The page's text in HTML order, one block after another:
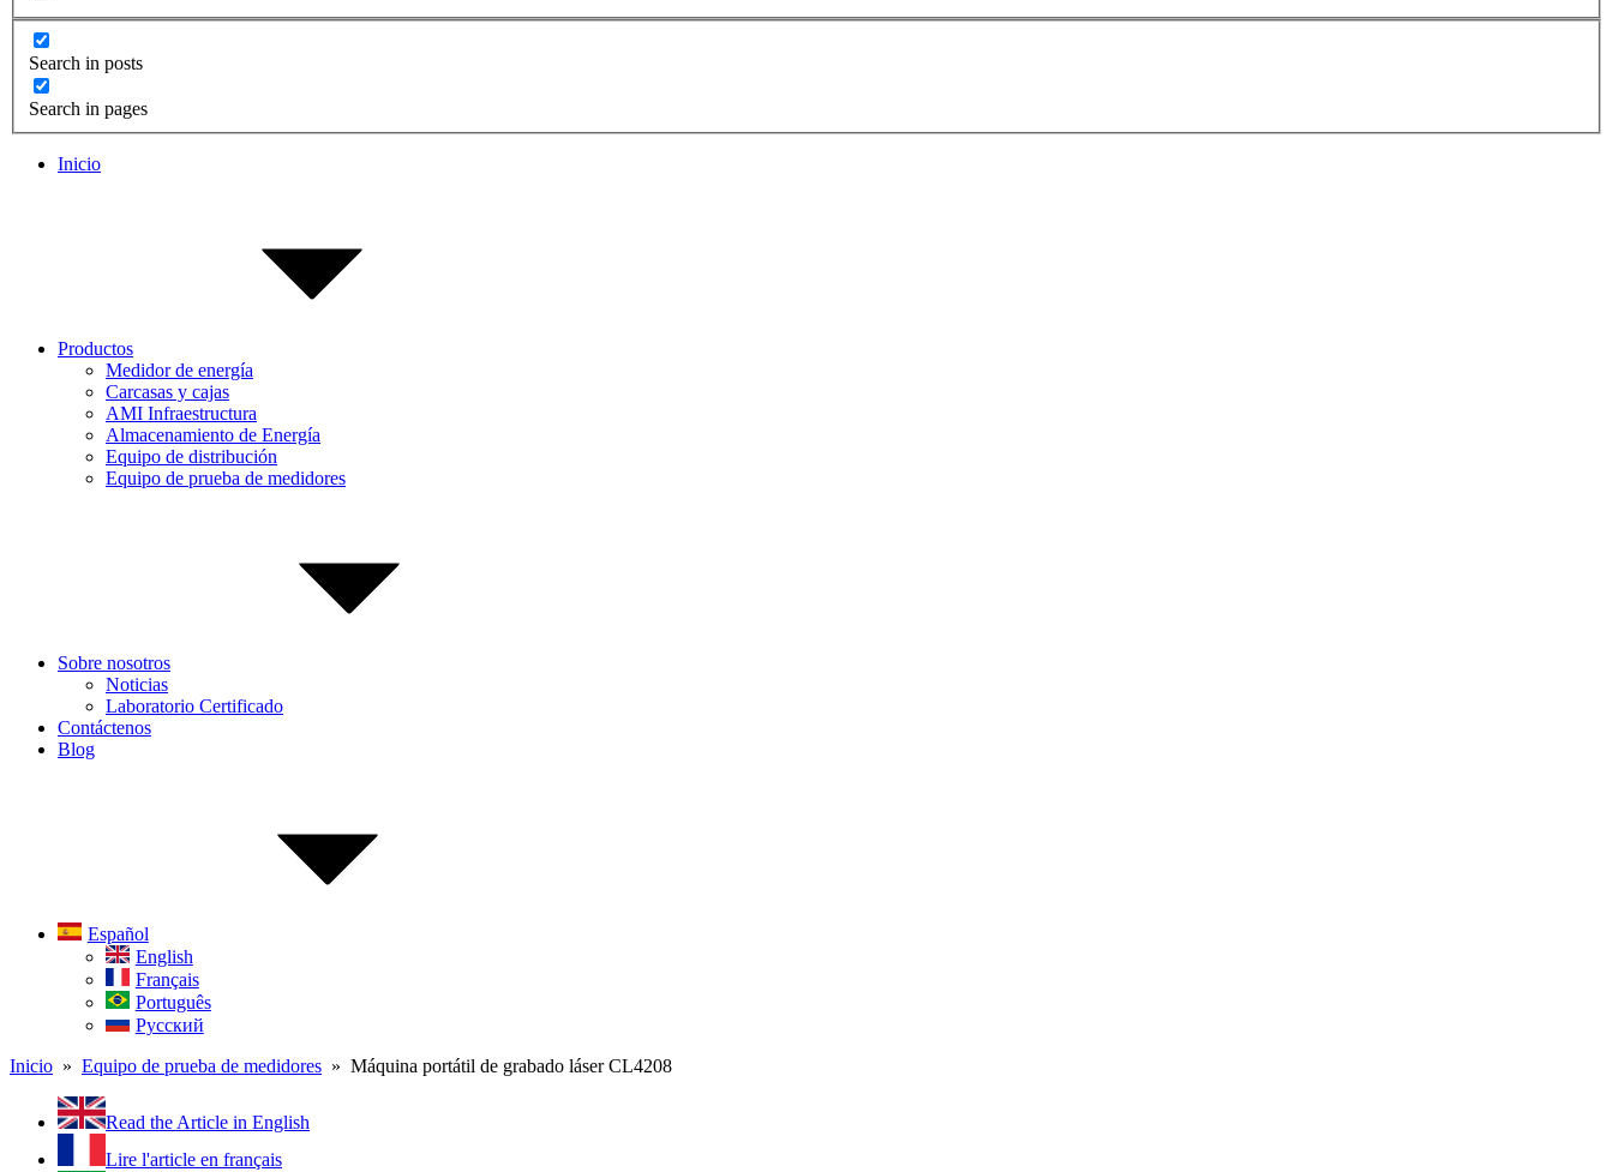
Search in posts
Search in pages
Inicio
Productos
Medidor de energía
Carcasas y cajas
AMI Infraestructura
Almacenamiento de Energía
Equipo de distribución
Equipo de prueba de medidores
Sobre nosotros
Noticias
Laboratorio Certificado
Contáctenos
Blog
Español
English
Français
Português
Русский
Inicio » Equipo de prueba de medidores » Máquina portátil de grabado láser CL4208
Read the Article in English
Lire l'article en français